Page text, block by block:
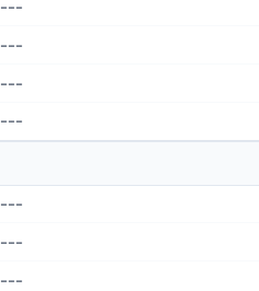
---
---
---
---
---
---
---